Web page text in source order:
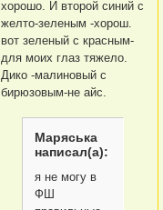
хорошо. И второй синий с
желто-зеленым -хорош.
вот зеленый с красным-
для моих глаз тяжело.
Дико -малиновый с
бирюзовым-не айс.
Маряська
написал(а):
я не могу в
ФШ